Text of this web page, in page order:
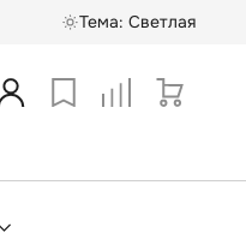
Тема: Светлая